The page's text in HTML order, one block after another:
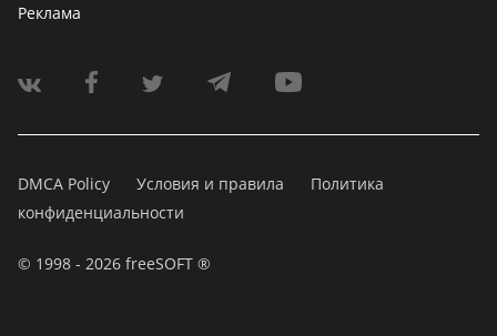
Реклама
DMCA Policy Условия и правила
Политика
конфиденциальности
© 1998 - 2026 freeSOFT ®